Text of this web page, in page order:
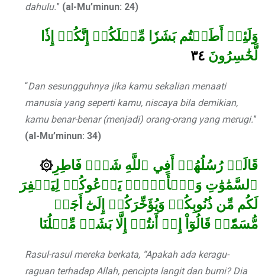
dahulu.” (al-Mu’minun: 24)
وَلَئِنۡ أَطَعۡتُم بَشَرٗا مِّثۡلَكُمۡ إِنَّكُمۡ إِذٗا
لَّخَٰسِرُونَ
“Dan sesungguhnya jika kamu sekalian menaati
manusia yang seperti kamu, niscaya bila demikian,
kamu benar-benar (menjadi) orang-orang yang merugi.”
(al-Mu’minun: 34)
۞قَالَتۡ رُسُلُهُمۡ أَفِي ٱللَّهِ شَكّٞ فَاطِرِ
ٱلسَّمَٰوَٰتِ وَٱلۡأَرۡضِۖ يَدۡعُوكُمۡ لِيَغۡفِرَ
لَكُم مِّن ذُنُوبِكُمۡ وَيُؤَخِّرَكُمۡ إِلَىٰٓ أَجَلٖ
مُّسَمّٗىۚ قَالُوٓاْ إِنۡ أَنتُمۡ إِلَّا بَشَرٞ مِّثۡلُنَا
Rasul-rasul mereka berkata, “Apakah ada keragu-
raguan terhadap Allah, pencipta langit dan bumi? Dia